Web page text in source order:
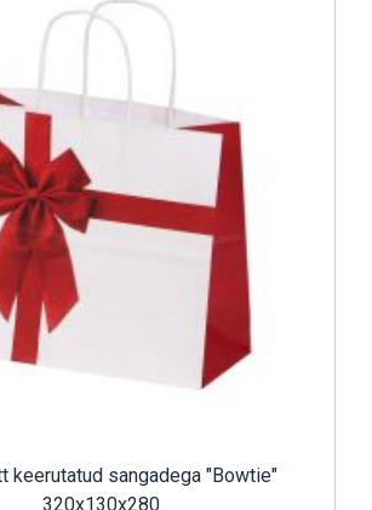
keerutatud sangadega "Bowtie"
320x130x280